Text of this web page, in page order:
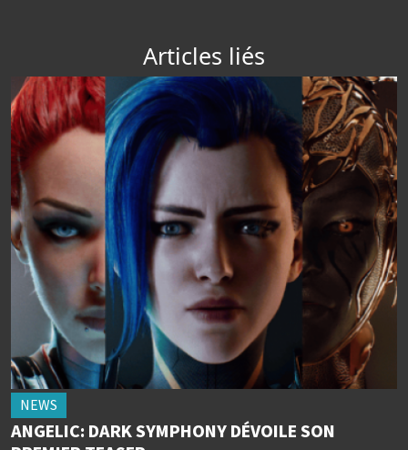
Articles liés
NEWS
ANGELIC: DARK SYMPHONY DÉVOILE SON